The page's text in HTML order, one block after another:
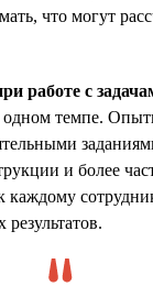
что могут
работе с
одном темпе.
и более
каждому